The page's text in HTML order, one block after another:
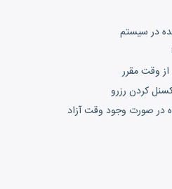
در سیستم
از وقت مقرر
کردن رزرو
در صورت وجود وقت آزاد